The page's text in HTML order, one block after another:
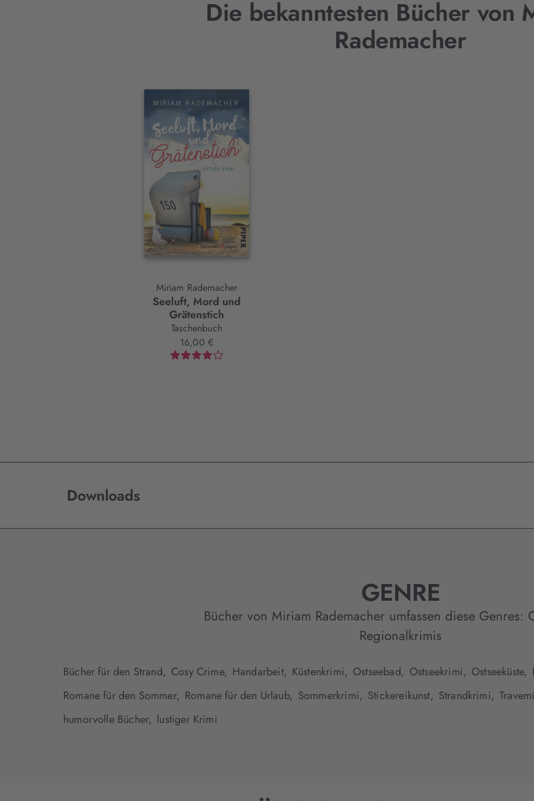
Die bekanntesten Bücher von
Rademacher
Interaktives
Element
Miriam Rademacher
Seeluft, Mord und
Grätenstich
Taschenbuch
16,00 €
Downloads
GENRE
Bücher von Miriam Rademacher umfassen diese Genres:
Regionalkrimis
Bücher für den Strand, Cosy Crime, Handarbeit, Küstenkrimi, Ostseebad, Ostseekrimi, Ostseeküste,
Romane für den Sommer, Romane für den Urlaub, Sommerkrimi, Stickereikunst, Strandkrimi,
humorvolle Bücher, lustiger Krimi